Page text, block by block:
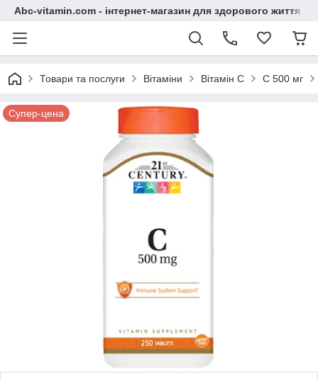
Abc-vitamin.com - інтернет-магазин для здорового життя
Товари та послуги Вітаміни Вітамін C С 500 мг
Супер-цена